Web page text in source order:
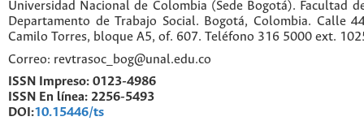
Universidad Nacional de Colombia (Sede Bogotá). Facultad
Departamento de Trabajo Social. Bogotá, Colombia. Calle
Camilo Torres, bloque A5, of. 607. Teléfono 316 5000 ext.
Correo: revtrasoc_bog@unal.edu.co
ISSN Impreso: 0123-4986
ISSN En línea: 2256-5493
DOI:10.15446/ts